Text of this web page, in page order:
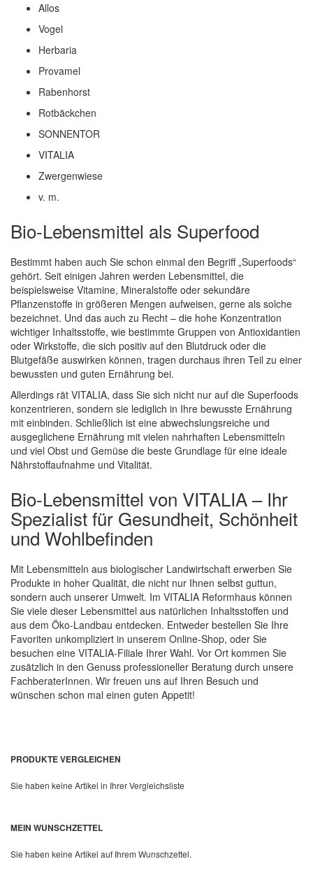
Allos
Vogel
Herbaria
Provamel
Rabenhorst
Rotbäckchen
SONNENTOR
VITALIA
Zwergenwiese
v. m.
Bio-Lebensmittel als Superfood
Bestimmt haben auch Sie schon einmal den Begriff „Superfoods“
gehört. Seit einigen Jahren werden Lebensmittel, die
beispielsweise Vitamine, Mineralstoffe oder sekundäre
Pflanzenstoffe in größeren Mengen aufweisen, gerne als solche
bezeichnet. Und das auch zu Recht – die hohe Konzentration
wichtiger Inhaltsstoffe, wie bestimmte Gruppen von Antioxidantien
oder Wirkstoffe, die sich positiv auf den Blutdruck oder die
Blutgefäße auswirken können, tragen durchaus ihren Teil zu einer
bewussten und guten Ernährung bei.
Allerdings rät VITALIA, dass Sie sich nicht nur auf die Superfoods
konzentrieren, sondern sie lediglich in Ihre bewusste Ernährung
mit einbinden. Schließlich ist eine abwechslungsreiche und
ausgeglichene Ernährung mit vielen nahrhaften Lebensmitteln
und viel Obst und Gemüse die beste Grundlage für eine ideale
Nährstoffaufnahme und Vitalität.
Bio-Lebensmittel von VITALIA – Ihr
Spezialist für Gesundheit, Schönheit
und Wohlbefinden
Mit Lebensmitteln aus biologischer Landwirtschaft erwerben Sie
Produkte in hoher Qualität, die nicht nur Ihnen selbst guttun,
sondern auch unserer Umwelt. Im VITALIA Reformhaus können
Sie viele dieser Lebensmittel aus natürlichen Inhaltsstoffen und
aus dem Öko-Landbau entdecken. Entweder bestellen Sie Ihre
Favoriten unkompliziert in unserem Online-Shop, oder Sie
besuchen eine VITALIA-Filiale Ihrer Wahl. Vor Ort kommen Sie
zusätzlich in den Genuss professioneller Beratung durch unsere
FachberaterInnen. Wir freuen uns auf Ihren Besuch und
wünschen schon mal einen guten Appetit!
PRODUKTE VERGLEICHEN
Sie haben keine Artikel in Ihrer Vergleichsliste
MEIN WUNSCHZETTEL
Sie haben keine Artikel auf Ihrem Wunschzettel.